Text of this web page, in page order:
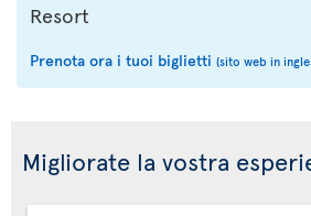
Resort
Prenota ora i tuoi biglietti (sito web in
Migliorate la vostra